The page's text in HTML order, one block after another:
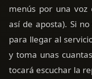
menús por una voz
así de aposta). Si
para llegar al
y toma unas
tocará escuchar la